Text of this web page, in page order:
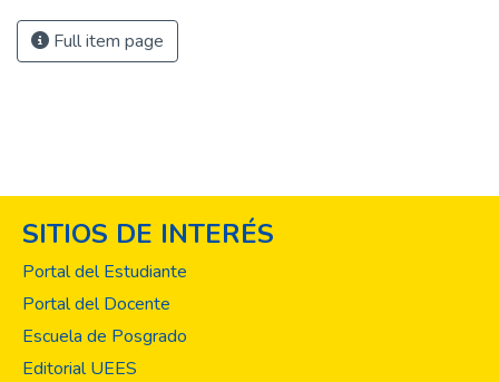
Full item page
SITIOS DE INTERÉS
Portal del Estudiante
Portal del Docente
Escuela de Posgrado
Editorial UEES